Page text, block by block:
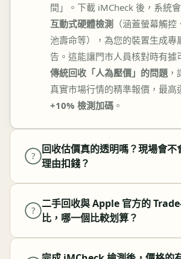
間」。下載 iMCheck 後，系統
互動式硬體檢測 （涵蓋螢幕觸
池壽命等），為您的裝置生成專
告。這能讓門市人員核對時有據
傳統回收「人為壓價」的問題
真實市場行情的精準報價，最高
+10% 檢測加碼 。
?
回收估價真的透明嗎？現場會不
理由扣錢？
?
二手回收與 Apple 官方的
比，哪一個比較划算？